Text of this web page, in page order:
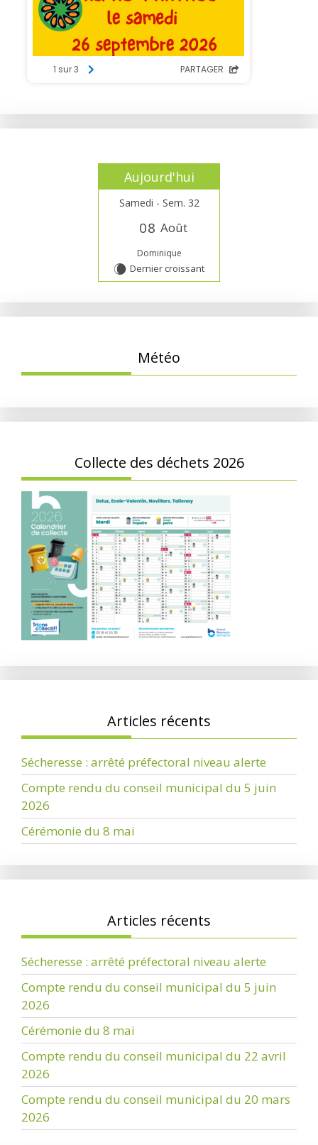
Aujourd'hui
Samedi - Sem. 32
08 Août
Dominique
W Dernier croissant
Météo
Collecte des déchets 2026
Articles récents
Sécheresse : arrêté préfectoral niveau alerte
Compte rendu du conseil municipal du 5 juin
2026
Cérémonie du 8 mai
Articles récents
Sécheresse : arrêté préfectoral niveau alerte
Compte rendu du conseil municipal du 5 juin
2026
Cérémonie du 8 mai
Compte rendu du conseil municipal du 22 avril
2026
Compte rendu du conseil municipal du 20 mars
2026